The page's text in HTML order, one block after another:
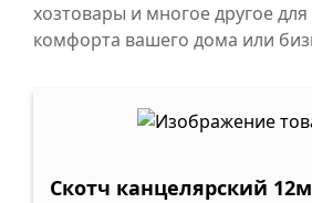
хозтовары и многое другое для
комфорта вашего дома или
Скотч канцелярский